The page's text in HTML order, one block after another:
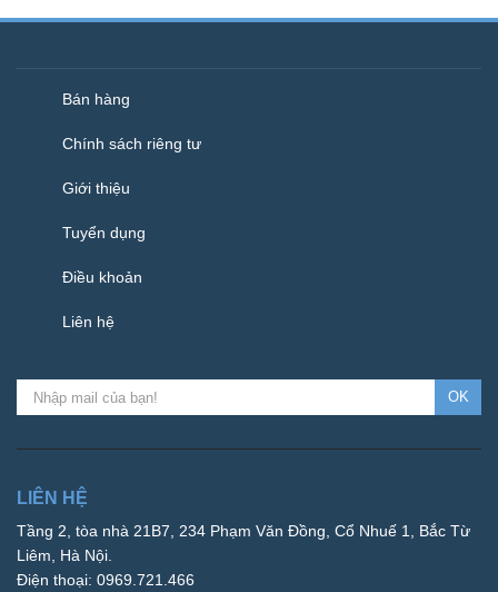
Bán hàng
Chính sách riêng tư
Giới thiệu
Tuyển dụng
Điều khoản
Liên hệ
OK
LIÊN HỆ
Tầng 2, tòa nhà 21B7, 234 Phạm Văn Đồng, Cổ Nhuế 1, Bắc Từ
Liêm, Hà Nội.
Điện thoại: 0969.721.466